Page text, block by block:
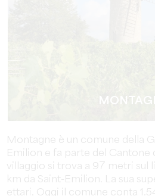
Montagne è un comune della
Emilion e fa parte del Cantone
villaggio si trova a 97 metri sul
km da Saint-Emilion. La sua
ettari. Oggi il comune conta